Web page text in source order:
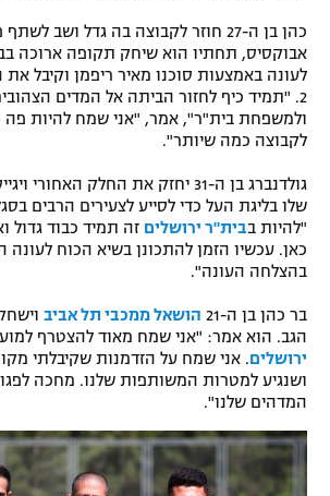
תקנון עבור פעילות ספורט 1 – "מרלן"
גיימינג E-Sports
תנאי שימוש
מדיניות פרטיות
תקנון פעילות ספורט 1
הצטרפות לחבילת הערוצים
לוח דרושים – ג'ובנט
תגיות
בייסבול MLB
ספורט אתגרי ואקסטרים
אומנויות לחימה
גיימינג E-Sports
כהן בן ה-27 חוזר לקבוצה בה גדל ושב
אבוקסיס, תחתיו הוא שיחק תקופה ארוכה
לעונה באמצעות סוכנו מאיר ריפמן וקיבל
2. "תמיד כיף לחזור הביתה אל המדים
ולמשפחת בית"ר", אמר, "אני שמח להיות פה
לקבוצה כמה שיותר".
גולדנברג בן ה-31 יחזק את החלק
שלו בליגת העל כדי לסייע לצעירים הרבים
"להיות בבית"ר ירושלים זה תמיד כבוד גדול
כאן. עכשיו הזמן להתכונן בשיא הכוח לעונה
בהצלחה העונה".
בר כהן בן ה-21 הושאל ממכבי תל אביב
הגב. הוא אמר: "אני שמח מאוד להצטרף
ירושלים. אני שמח על הזדמנות שקיבלתי
ושנגיע למטרות המשותפות שלנו. מחכה
המדהים שלנו".